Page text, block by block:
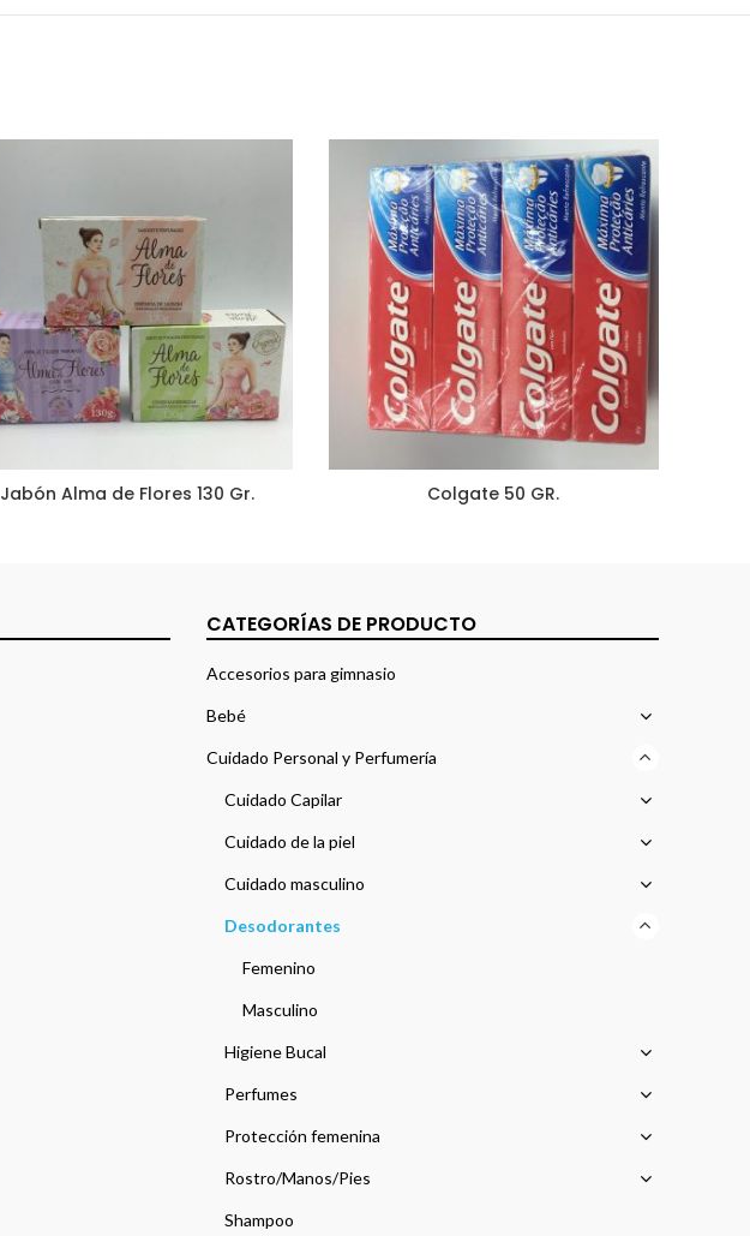
Jabón Alma de Flores 130 Gr. Colgate 50 GR.
CATEGORÍAS DE PRODUCTO
Accesorios para gimnasio
Bebé
Cuidado Personal y Perfumería
Cuidado Capilar
Cuidado de la piel
Cuidado masculino
Desodorantes
Femenino
Masculino
Higiene Bucal
Perfumes
Protección femenina
Rostro/Manos/Pies
Shampoo